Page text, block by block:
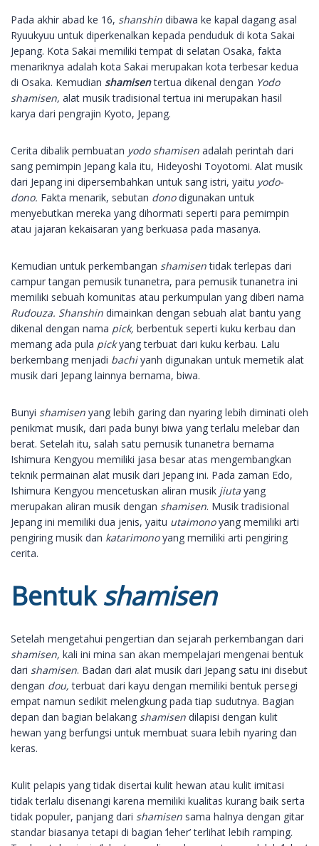
Pada akhir abad ke 16, shanshin dibawa ke kapal dagang asal
Ryuukyuu untuk diperkenalkan kepada penduduk di kota Sakai
Jepang. Kota Sakai memiliki tempat di selatan Osaka, fakta
menariknya adalah kota Sakai merupakan kota terbesar kedua
di Osaka. Kemudian shamisentertua dikenal dengan Yodo
shamisen, alat musik tradisional tertua ini merupakan hasil
karya dari pengrajin Kyoto, Jepang.
Cerita dibalik pembuatan yodo shamisen adalah perintah dari
sang pemimpin Jepang kala itu, Hideyoshi Toyotomi. Alat musik
dari Jepang ini dipersembahkan untuk sang istri, yaitu yodo-
dono. Fakta menarik, sebutan donodigunakan untuk
menyebutkan mereka yang dihormati seperti para pemimpin
atau jajaran kekaisaran yang berkuasa pada masanya.
Kemudian untuk perkembangan shamisentidak terlepas dari
campur tangan pemusik tunanetra, para pemusik tunanetra ini
memiliki sebuah komunitas atau perkumpulan yang diberi nama
Rudouza. Shanshin dimainkan dengan sebuah alat bantu yang
dikenal dengan nama pick, berbentuk seperti kuku kerbau dan
memang ada pula pickyang terbuat dari kuku kerbau. Lalu
berkembang menjadi bachiyanh digunakan untuk memetik alat
musik dari Jepang lainnya bernama, biwa.
Bunyi shamisen yang lebih garing dan nyaring lebih diminati oleh
penikmat musik, dari pada bunyi biwa yang terlalu melebar dan
berat. Setelah itu, salah satu pemusik tunanetra bernama
Ishimura Kengyou memiliki jasa besar atas mengembangkan
teknik permainan alat musik dari Jepang ini. Pada zaman Edo,
Ishimura Kengyou mencetuskan aliran musik jiuta yang
merupakan aliran musik dengan shamisen. Musik tradisional
Jepang ini memiliki dua jenis, yaitu utaimonoyang memiliki arti
pengiring musik dan katarimonoyang memiliki arti pengiring
cerita.
Bentukshamisen
Setelah mengetahui pengertian dan sejarah perkembangan dari
shamisen, kali ini mina san akan mempelajari mengenai bentuk
dari shamisen. Badan dari alat musik dari Jepang satu ini disebut
dengan dou,terbuat dari kayu dengan memiliki bentuk persegi
empat namun sedikit melengkung pada tiap sudutnya. Bagian
depan dan bagian belakang shamisen dilapisi dengan kulit
hewan yang berfungsi untuk membuat suara lebih nyaring dan
keras.
Kulit pelapis yang tidak disertai kulit hewan atau kulit imitasi
tidak terlalu disenangi karena memiliki kualitas kurang baik serta
tidak populer, panjang dari shamisen sama halnya dengan gitar
standar biasanya tetapi di bagian ‘leher’ terlihat lebih ramping.